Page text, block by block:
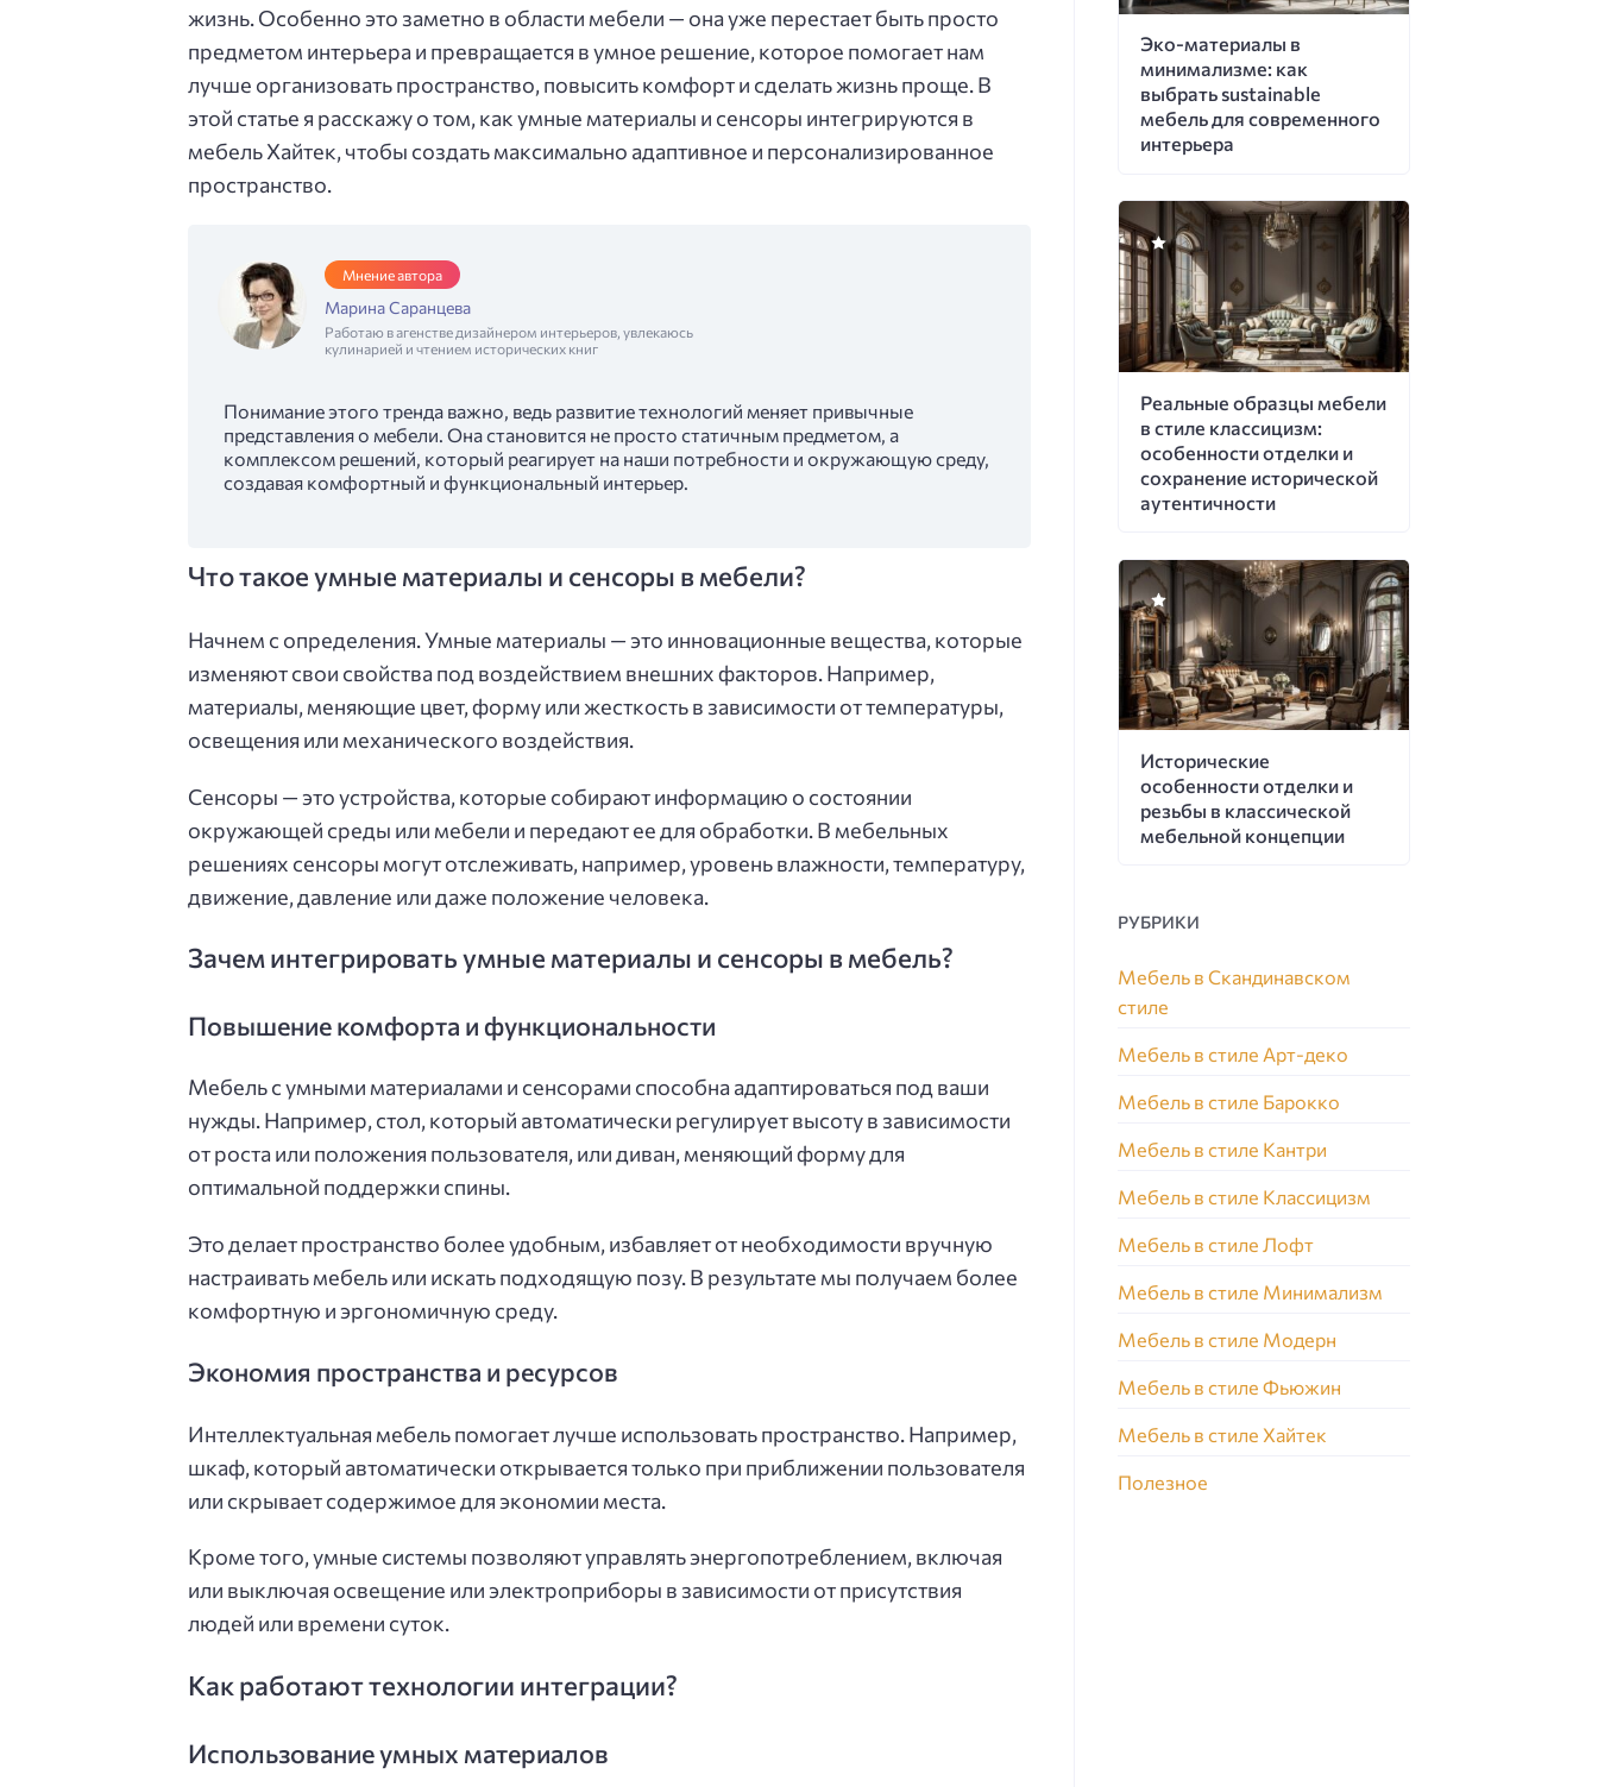
жизнь. Особенно это заметно в области мебели — она уже перестает быть просто
предметом интерьера и превращается в умное решение, которое помогает нам
лучше организовать пространство, повысить комфорт и сделать жизнь проще. В
этой статье я расскажу о том, как умные материалы и сенсоры интегрируются в
мебель Хайтек, чтобы создать максимально адаптивное и персонализированное
пространство.
Мнение автора
Марина Саранцева
Работаю в агенстве дизайнером интерьеров, увлекаюсь
кулинарией и чтением исторических книг
Понимание этого тренда важно, ведь развитие технологий меняет привычные
представления о мебели. Она становится не просто статичным предметом, а
комплексом решений, который реагирует на наши потребности и окружающую среду,
создавая комфортный и функциональный интерьер.
Что такое умные материалы и сенсоры в мебели?
Начнем с определения. Умные материалы — это инновационные вещества, которые
изменяют свои свойства под воздействием внешних факторов. Например,
материалы, меняющие цвет, форму или жесткость в зависимости от температуры,
освещения или механического воздействия.
Сенсоры — это устройства, которые собирают информацию о состоянии
окружающей среды или мебели и передают ее для обработки. В мебельных
решениях сенсоры могут отслеживать, например, уровень влажности, температуру,
движение, давление или даже положение человека.
Зачем интегрировать умные материалы и сенсоры в мебель?
Повышение комфорта и функциональности
Мебель с умными материалами и сенсорами способна адаптироваться под ваши
нужды. Например, стол, который автоматически регулирует высоту в зависимости
от роста или положения пользователя, или диван, меняющий форму для
оптимальной поддержки спины.
Это делает пространство более удобным, избавляет от необходимости вручную
настраивать мебель или искать подходящую позу. В результате мы получаем более
комфортную и эргономичную среду.
Экономия пространства и ресурсов
Интеллектуальная мебель помогает лучше использовать пространство. Например,
шкаф, который автоматически открывается только при приближении пользователя
или скрывает содержимое для экономии места.
Кроме того, умные системы позволяют управлять энергопотреблением, включая
или выключая освещение или электроприборы в зависимости от присутствия
людей или времени суток.
Как работают технологии интеграции?
Использование умных материалов
Эко-материалы в
минимализме: как
выбрать sustainable
мебель для современного
интерьера
Реальные образцы мебели
в стиле классицизм:
особенности отделки и
сохранение исторической
аутентичности
Исторические
особенности отделки и
резьбы в классической
мебельной концепции
РУБРИКИ
Мебель в Скандинавском
стиле
Мебель в стиле Арт-деко
Мебель в стиле Барокко
Мебель в стиле Кантри
Мебель в стиле Классицизм
Мебель в стиле Лофт
Мебель в стиле Минимализм
Мебель в стиле Модерн
Мебель в стиле Фьюжин
Мебель в стиле Хайтек
Полезное